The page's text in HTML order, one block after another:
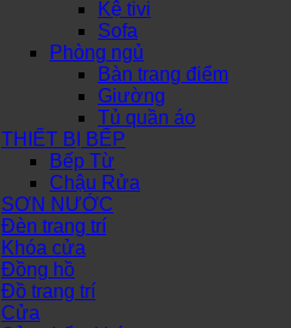
Kệ tivi
Sofa
Phòng ngủ
Bàn trang điểm
Giường
Tủ quần áo
THIẾT BỊ BẾP
Bếp Từ
Chậu Rửa
SƠN NƯỚC
Đèn trang trí
Khóa cửa
Đồng hồ
Đồ trang trí
Cửa